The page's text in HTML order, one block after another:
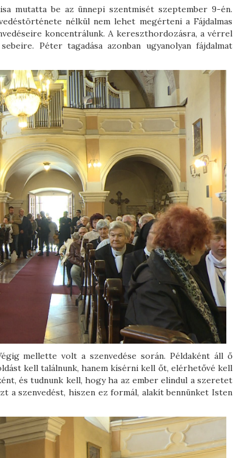
mutatta be az ünnepi szentmisét szeptember 9-én.
nélkül nem lehet megérteni a Fájdalmas
koncentrálunk. A kereszthordozásra, a vérrel
Péter tagadása azonban ugyanolyan fájdalmat
mellette volt a szenvedése során. Példaként áll ő
kell találnunk, hanem kísérni kell őt, elérhetővé kell
és tudnunk kell, hogy ha az ember elindul a szeretet
a szenvedést, hiszen ez formál, alakít bennünket Isten